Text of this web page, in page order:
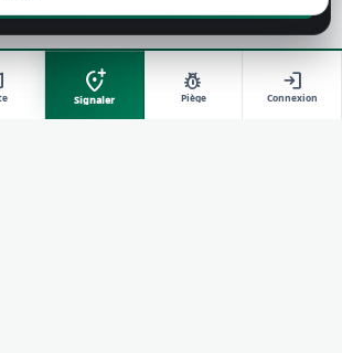
add_location_alt
Signaler
pest_control
Piège
login
Connexion